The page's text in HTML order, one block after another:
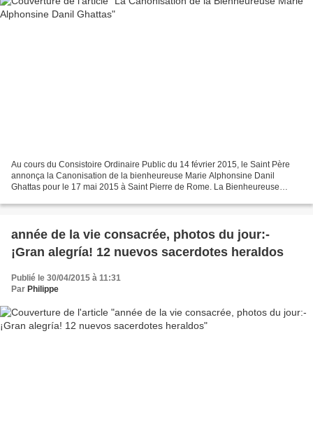
Au cours du Consistoire Ordinaire Public du 14 février 2015, le Saint Père
annonça la Canonisation de la bienheureuse Marie Alphonsine Danil
Ghattas pour le 17 mai 2015 à Saint Pierre de Rome. La Bienheureuse
année de la vie consacrée, photos du jour:-
¡Gran alegría! 12 nuevos sacerdotes heraldos
Publié le 30/04/2015 à 11:31
Par Philippe